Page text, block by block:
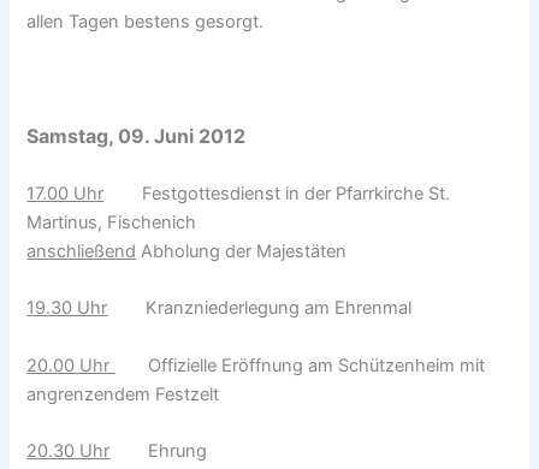
allen Tagen bestens gesorgt.
Samstag, 09. Juni 2012
17.00 Uhr Festgottesdienst in der Pfarrkirche St.
Martinus, Fischenich
anschließend Abholung der Majestäten
19.30 Uhr Kranzniederlegung am Ehrenmal
20.00 Uhr
Offizielle Eröffnung am Schützenheim mit
angrenzendem Festzelt
20.30 Uhr Ehrung